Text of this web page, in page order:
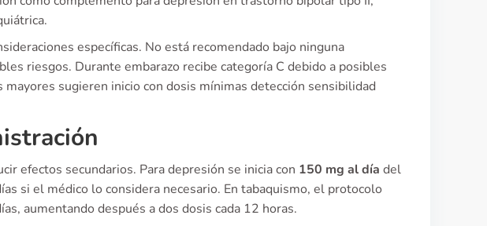
específicas. No está recomendado bajo ninguna
riesgos. Durante embarazo recibe categoría C debido a posibles
sugieren inicio con dosis mínimas detección sensibilidad
efectos secundarios. Para depresión se inicia con 150 mg al día del
si el médico lo considera necesario. En tabaquismo, el protocolo
aumentando después a dos dosis cada 12 horas.